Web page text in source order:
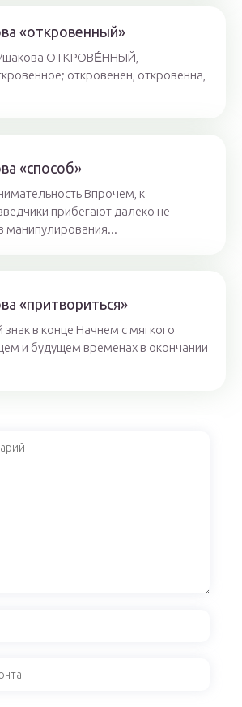
«откровенный»
ОТКРОВЕ́ННЫЙ,
откровенен, откровенна,
«способ»
Впрочем, к
прибегают далеко не
манипулирования...
«притвориться»
в конце Начнем с мягкого
и будущем временах в окончании